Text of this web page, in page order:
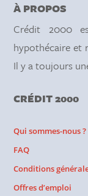
À PROPOS
Crédit 2000
hypothécaire et
Il y a toujours
CRÉDIT 2000
Qui sommes-nous ?
FAQ
Conditions
Offres d’emploi